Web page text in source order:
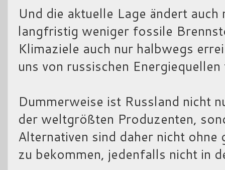
Und die aktuelle Lage ändert
langfristig weniger fossile
Klimaziele auch nur halbwegs
uns von russischen
Dummerweise ist Russland nicht
der weltgrößten Produzenten,
Alternativen sind daher nicht
zu bekommen, jedenfalls nicht in